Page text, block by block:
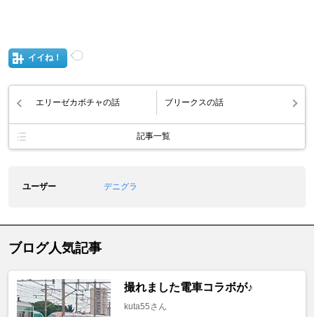
イイね！
エリーゼカボチャの話 ブリークスの話
記事一覧
ユーザー デニグラ
ブログ人気記事
撮れました電車コラボが♪
kuta55さん